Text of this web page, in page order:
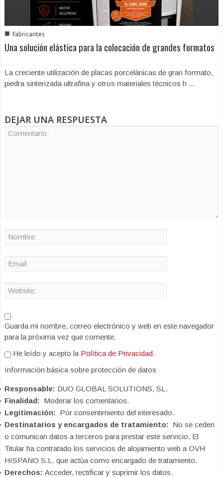
■ Fabricantes
Una solución elástica para la colocación de grandes formatos
La creciente utilización de placas porcelánicas de gran formato,
piedra sinterizada ultrafina y otros materiales técnicos h ...
DEJAR UNA RESPUESTA
Guarda mi nombre, correo electrónico y web en este navegador
para la próxima vez que comente.
He leído y acepto la Política de Privacidad.
Información básica sobre protección de datos
Responsable: DUO GLOBAL SOLUTIONS, SL.
Finalidad: Moderar los comentarios.
Legitimación: Por consentimiento del interesado.
Destinatarios y encargados de tratamiento: No se ceden
o comunican datos a terceros para prestar este servicio. El
Titular ha contratado los servicios de alojamiento web a OVH
HISPANO S.L. que actúa como encargado de tratamiento.
Derechos: Acceder, rectificar y suprimir los datos.